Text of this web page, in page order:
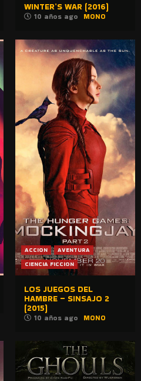
WINTER’S WAR (2016)
10 años ago MONO
ACCION
AVENTURA
CIENCIA FICCION
LOS JUEGOS DEL
HAMBRE – SINSAJO 2
(2015)
10 años ago MONO